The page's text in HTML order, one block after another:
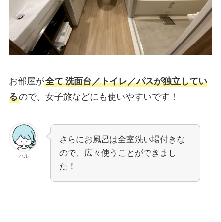
お部屋が全て 洗面台／トイレ／パスが独立してい
るので、女子旅などにも使いやすいです！
ハル
さらにお風呂は全室洗い場付きな
ので、広々使うことができまし
た！